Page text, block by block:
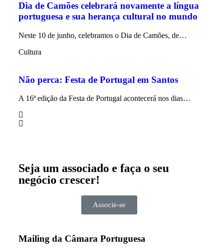
Dia de Camões celebrará novamente a língua
portuguesa e sua herança cultural no mundo
Neste 10 de junho, celebramos o Dia de Camões, de…
Cultura
Não perca: Festa de Portugal em Santos
A 16ª edição da Festa de Portugal acontecerá nos dias…
Seja um associado e faça o seu
negócio crescer!
Associe-se
Mailing da Câmara Portuguesa